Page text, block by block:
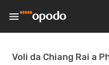
Voli da Chiang Rai a